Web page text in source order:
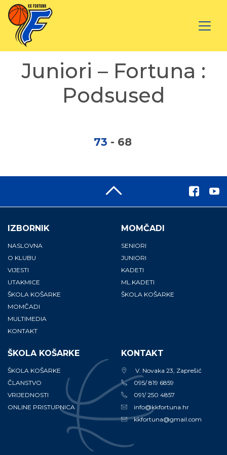
Juniori – Fortuna :
Podsused
73 - 68
IZBORNIK
NASLOVNA
O KLUBU
VIJESTI
UTAKMICE
ŠKOLA KOŠARKE
MOMČADI
MULTIMEDIA
KONTAKT
MOMČADI
SENIORI
JUNIORI
KADETI
ML.KADETI
ŠKOLA KOŠARKE
ŠKOLA KOŠARKE
ŠKOLA KOŠARKE
ČLANSTVO
VRIJEDNOSTI
ONLINE PRISTUPNICA
KONTAKT
V. Novaka 23, Zaprešić
095/ 819 6859
091/ 250 4857
info@kkfortuna.hr
kkfortuna@gmail.com